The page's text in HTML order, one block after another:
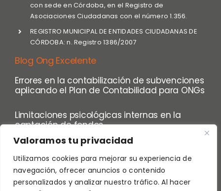
Valoramos tu privacidad
Utilizamos cookies para mejorar su experiencia de
navegación, ofrecer anuncios o contenido
personalizados y analizar nuestro tráfico. Al hacer
con sede en Córdoba, en el Registro de
Asociaciones Ciudadanas con el número 1.356.
REGISTRO MUNICIPAL DE ENTIDADES CIUDADANAS DE
CÓRDOBA: n. Registro 1386/2007
Blog Ong Excelente
Errores en la contabilización de subvenciones
aplicando el Plan de Contabilidad para ONGs
Limitaciones psicológicas internas en la
captación de fondos